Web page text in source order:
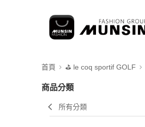
首頁 ⛳️ le coq sportif GOLF
商品分類
所有分類